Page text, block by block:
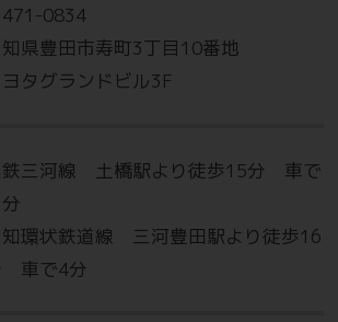
用はキャンペーン期間内にWEB・アプリ
。※セキュリティ管理／施設メンテナンス
込5,478円）がご利用開始月から3ヶ月目
後1年ごとに施設メンテナンス料が毎年発
471-0834
県豊田市寿町3丁目10番地
ヨタグランドビル3F
鉄三河線 土橋駅より徒歩15分 車で
環状鉄道線 三河豊田駅より徒歩16
車で4分